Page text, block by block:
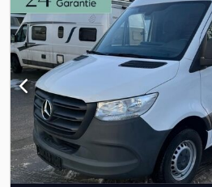
lungimea spațiului de încărcare:
încărcare:2.040 mm, Dotări:
aer
de bord, spoiler, închidere
MERCEDES SPRINTER 416 CDI An
420.700 km Csdpfjzgkdwex Ah Aerf
cutie manuală, aer condiționat,
electrice, radio și alte dotări standard.
dimensiuni interioare 4,70 x 2,04 m,
pentru încărcare 2,19 m, laterale de 40
culisante cu sistem de tensionare și 2
3.500 kg, sarcină utilă 1.100 kg. ITP